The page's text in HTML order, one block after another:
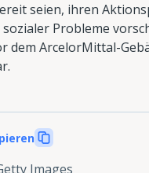
seien, ihren
Probleme
dem ArcelorMittal-
Images